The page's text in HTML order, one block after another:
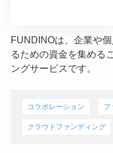
FUNDINOは、企業や
るための資金を集める
ングサービスです。
コラボレーション フ
クラウドファンディング